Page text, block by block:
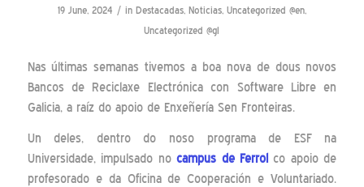
19 June, 2024 / in Destacadas, Noticias, Uncategorized @en,
Uncategorized @gl
Nas últimas semanas tivemos a boa nova de dous novos
Bancos de Reciclaxe Electrónica con Software Libre en
Galicia, a raíz do apoio de Enxeñería Sen Fronteiras.
Un deles, dentro do noso programa de ESF na
Universidade, impulsado nocampus de Ferrol co apoio de
profesorado e da Oficina de Cooperación e Voluntariado.